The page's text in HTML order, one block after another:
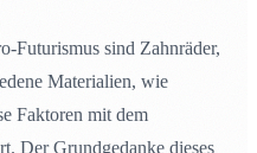
Futurismus sind Zahnräder,
Materialien, wie
Faktoren mit dem
Der Grundgedanke dieses